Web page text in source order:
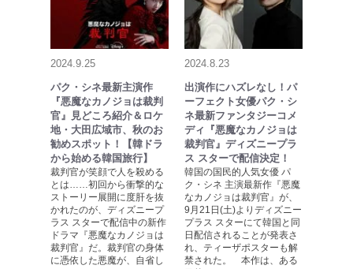
2024.9.25
パク・シネ最新主演作
『悪魔なカノジョは裁判
官』見どころ紹介＆ロケ
地・大田広域市、秋のお
勧めスポット！【韓ドラ
から始める韓国旅行】
裁判官が笑顔で人を殺める
とは……初回から衝撃的な
ストーリー展開に度肝を抜
かれたのが、ディズニープ
ラス スターで配信中の新作
ドラマ『悪魔なカノジョは
裁判官』だ。裁判官の身体
に憑依した悪魔が、自省し
2024.8.23
出演作にハズレなし！パ
ーフェクト女優パク・シ
ネ最新ファンタジーコメ
ディ『悪魔なカノジョは
裁判官』ディズニープラ
ス スターで配信決定！
韓国の国民的人気女優 パ
ク・シネ 主演最新作『悪魔
なカノジョは裁判官』が、
9月21日(土)よりディズニー
プラス スターにて韓国と同
日配信されることが発表さ
れ、ティーザポスターも解
禁された。 本作は、ある